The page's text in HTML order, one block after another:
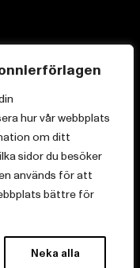
hur vår webbplats
om ditt
sidor du besöker
används för att
bättre för
Neka alla